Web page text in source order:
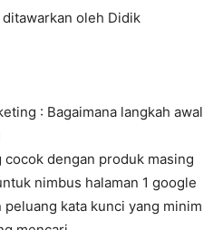
oleh Didik
: Bagaimana langkah awal
dengan produk masing
nimbus halaman 1 google
kata kunci yang minim